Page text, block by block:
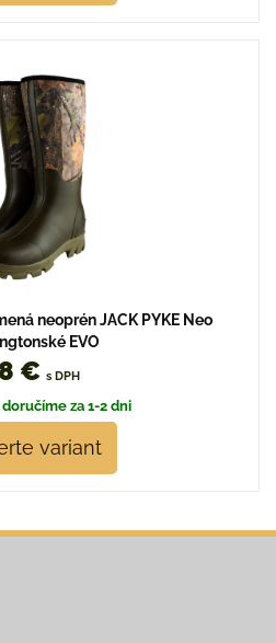
neoprén JACK PYKE Neo
EVO
€ s DPH
za 1-2 dni
variant